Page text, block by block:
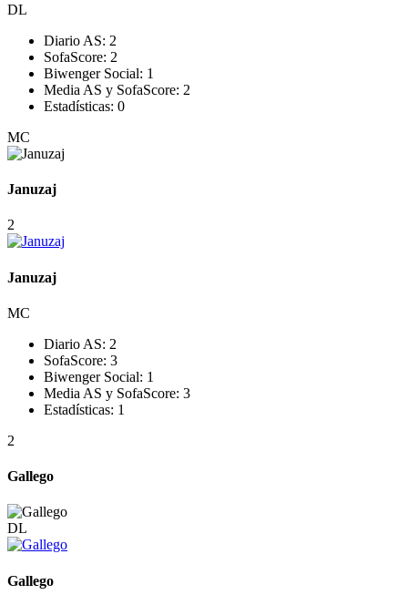
DL
Diario AS: 2
SofaScore: 2
Biwenger Social: 1
Media AS y SofaScore: 2
Estadísticas: 0
MC
Januzaj
2
Januzaj
MC
Diario AS: 2
SofaScore: 3
Biwenger Social: 1
Media AS y SofaScore: 3
Estadísticas: 1
2
Gallego
DL
Gallego